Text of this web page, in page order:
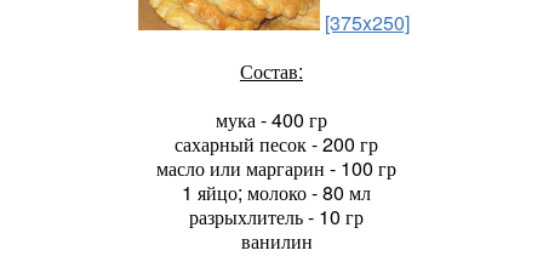
[375x250]
Состав:
мука - 400 гр
сахарный песок - 200 гр
масло или маргарин - 100 гр
1 яйцо; молоко - 80 мл
разрыхлитель - 10 гр
ванилин